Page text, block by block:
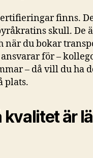
finns.
skull. De
när du bokar
för –
– då vill du ha
plats.
kvalitet är